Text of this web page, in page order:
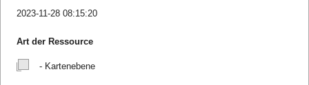
2023-11-28 08:15:20
Art der Ressource
- Kartenebene